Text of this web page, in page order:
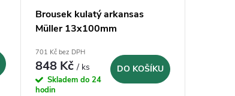
Brousek kulatý arkansas
Müller 13x100mm
701 Kč bez DPH
848 Kč/ ks
Skladem do 24
hodin
DO KOŠÍKU